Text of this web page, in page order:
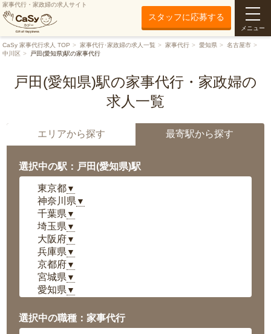
家事代行・家政婦の求人サイト
スタッフに応募する
メニュー
CaSy 家事代行求人 TOP 家事代行･家政婦の求人一覧 家事代行 愛知県
名古屋市
中川区
戸田(愛知県)駅の家事代行
戸田(愛知県)駅の家事代行・家政婦の
求人一覧
エリアから探す 最寄駅から探す
選択中の駅：戸田(愛知県)駅
東京都▼
神奈川県 ▼
千葉県 ▼
埼玉県 ▼
大阪府▼
兵庫県 ▼
京都府▼
宮城県 ▼
愛知県 ▼
岡山県▼
広島県▼
選択中の職種：家事代行